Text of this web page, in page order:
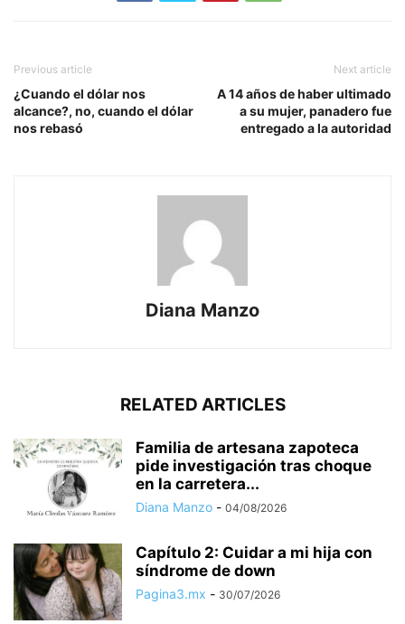
Previous article
¿Cuando el dólar nos
alcance?, no, cuando el dólar
nos rebasó
Next article
A 14 años de haber ultimado
a su mujer, panadero fue
entregado a la autoridad
Diana Manzo
RELATED ARTICLES
Familia de artesana zapoteca
pide investigación tras choque
en la carretera...
Diana Manzo - 04/08/2026
Capítulo 2: Cuidar a mi hija con
síndrome de down
Pagina3.mx - 30/07/2026